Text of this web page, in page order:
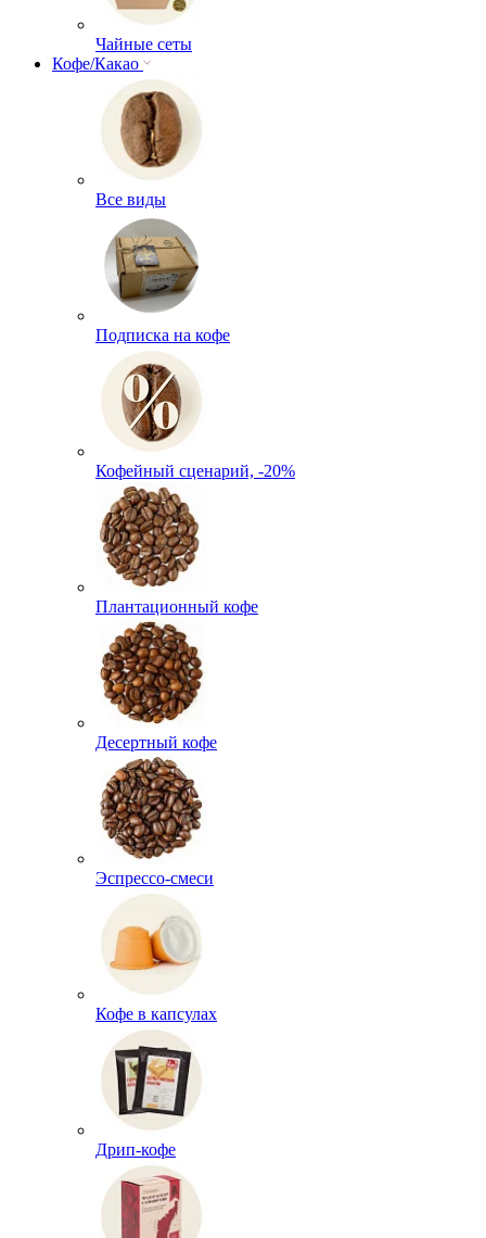
Чайные сеты
Кофе/Какао
Все виды
Подписка на кофе
Кофейный сценарий, -20%
Плантационный кофе
Десертный кофе
Эспрессо-смеси
Кофе в капсулах
Дрип-кофе